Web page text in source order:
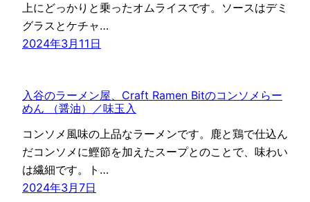
上にどっかりと乗ったオムライスです。ソースはデミ
グラスとケチャ…
2024年3月11日
入谷のラーメン屋、Craft Ramen Bitのコンソメらー
めん （醤油）／味玉入
コンソメ風味の上品なラーメンです。鹿と鶏で仕込ん
だコンソメに鰹節を加えたスープとのことで、味わい
は繊細です。ト…
2024年3月7日